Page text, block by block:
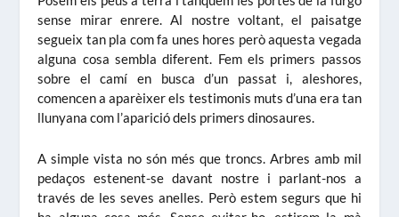
sense mirar enrere. Al nostre voltant, el paisatge
segueix tan pla com fa unes hores però aquesta vegada
alguna cosa sembla diferent. Fem els primers passos
sobre el camí en busca d’un passat i, aleshores,
comencen a aparèixer els testimonis muts d’una era tan
llunyana com l’aparició dels primers dinosaures.
A simple vista no són més que troncs. Arbres amb mil
pedaços estenent-se davant nostre i parlant-nos a
través de les seves anelles. Però estem segurs que hi